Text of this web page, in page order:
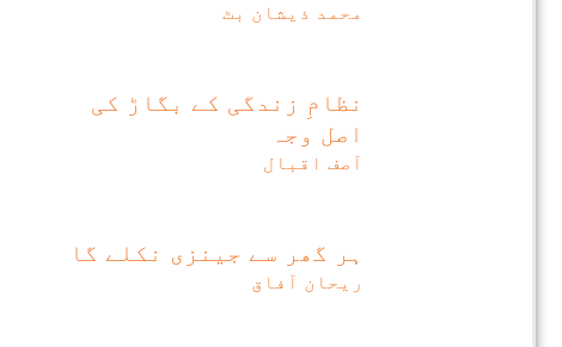
محمد ذیشان بٹ
نظامِ زندگی کے بگاڑ کی
اصل وجہ
آصف اقبال
ہر گھر سے جینزی نکلے گا
ریحان آفاق